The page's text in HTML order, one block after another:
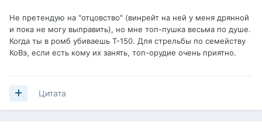
Не претендую на "отцовство" (винрейт на ней у меня дрянной
и пока не могу выправить), но мне топ-пушка весьма по душе.
Когда ты в ромб убиваешь Т-150. Для стрельбы по семейству
КоВэ, если есть кому их занять, топ-орудие очень приятно.
Цитата